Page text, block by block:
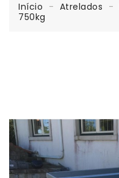
Início Atrelados
750kg